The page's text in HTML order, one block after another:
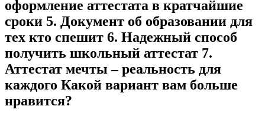
оформление аттестата в кратчайшие
сроки 5. Документ об образовании для
тех кто спешит 6. Надежный способ
получить школьный аттестат 7.
Аттестат мечты – реальность для
каждого Какой вариант вам больше
нравится?